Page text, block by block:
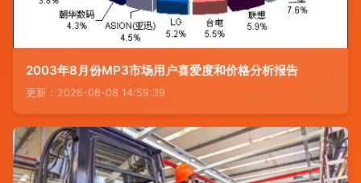
2003年8月份MP3市场用户喜爱度和价格分析报告
更新：2026-08-08 14:59:39